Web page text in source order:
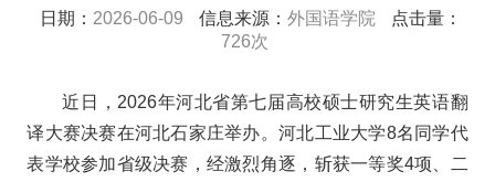
日期： 2026-06-09 信息来源： 外国语学院
点击量：
726次
近日，2026年河北省第七届高校硕士研究生英语翻
译大赛决赛在河北石家庄举办。河北工业大学8名同学代
表学校参加省级决赛，经激烈角逐，斩获一等奖4项、二